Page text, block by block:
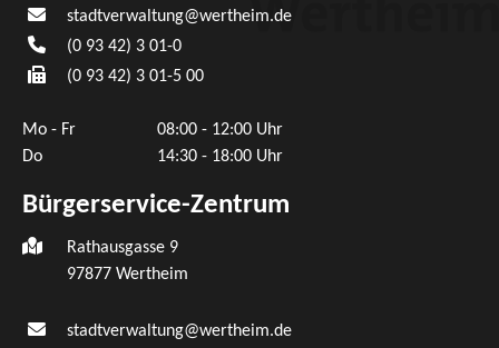
stadtverwaltung@wertheim.de
(0 93 42) 3 01-0
(0 93 42) 3 01-5 00
Mo - Fr
08:00 - 12:00 Uhr
Do
14:30 - 18:00 Uhr
Bürgerservice-Zentrum
Rathausgasse 9
97877 Wertheim
stadtverwaltung@wertheim.de